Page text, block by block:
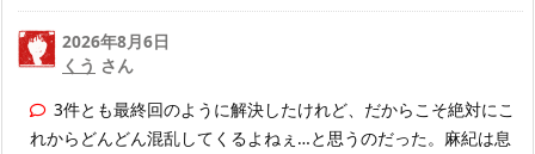
2026年8月6日
くう さん
3件とも最終回のように解決したけれど、だからこそ絶対にこ
れからどんどん混乱してくるよねぇ…と思うのだった。麻紀は息